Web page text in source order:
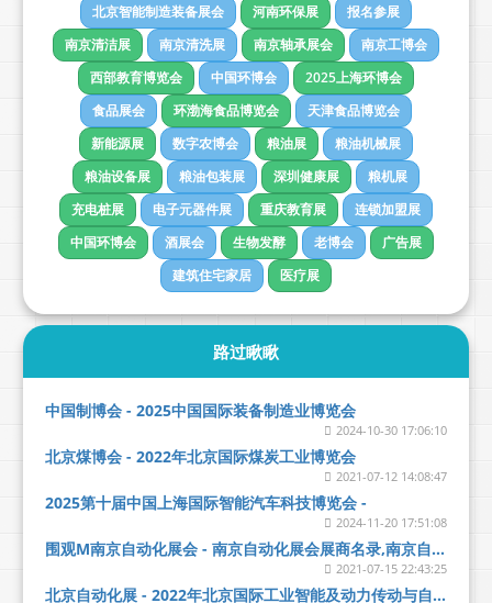
北京智能制造装备展会
河南环保展
报名参展
南京清洁展
南京清洗展 南京轴承展会
南京工博会
西部教育博览会
中国环博会
2025上海环博会
食品展会
环渤海食品博览会
天津食品博览会
新能源展
数字农博会 粮油展
粮油机械展
粮油设备展
粮油包装展 深圳健康展
粮机展
充电桩展
电子元器件展 重庆教育展
连锁加盟展
中国环博会
酒展会 生物发酵 老博会
广告展
建筑住宅家居
医疗展
路过瞅瞅
中国制博会 - 2025中国国际装备制造业博览会
2024-10-30 17:06:10
北京煤博会 - 2022年北京国际煤炭工业博览会
2021-07-12 14:08:47
2025第十届中国上海国际智能汽车科技博览会 -
2024-11-20 17:51:08
围观M南京自动化展会 - 南京自动化展会展商名录,南京自动化展会收费标准,南京自动化展会报名,南京自动化展会展品范围
2021-07-15 22:43:25
北京自动化展 - 2022年北京国际工业智能及动力传动与自动化展览会